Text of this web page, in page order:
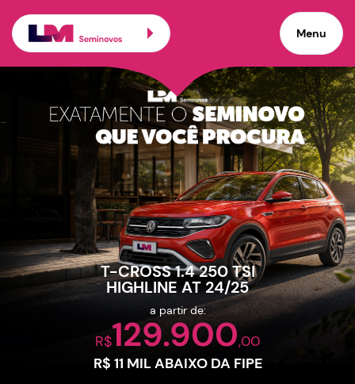
Carros seminovos de
Menu
T-CROSS 1.4 250 TSI
HIGHLINE AT 24/25
a partir de:
R$129.900,00
R$ 11 MIL ABAIXO DA FIPE
×
Veículos promocionais